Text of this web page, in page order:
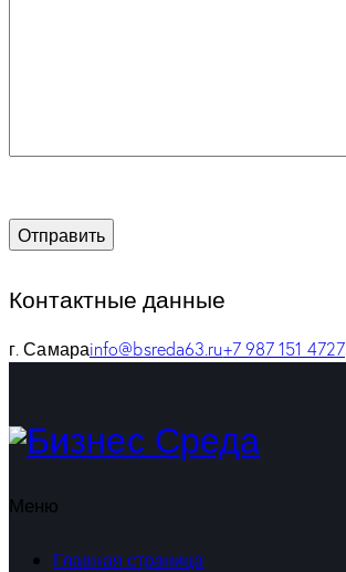
Контактные данные
г. Самараinfo@bsreda63.ru+7 987 151 4727
Меню
Главная страница